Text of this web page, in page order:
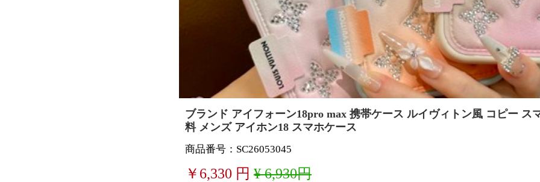
ブランド アイフォーン18pro max 携帯ケース ルイヴィトン風 コピー ス
料 メンズ アイホン18 スマホケース
商品番号：SC26053045
￥ 6,330 円 ¥ 6,930円